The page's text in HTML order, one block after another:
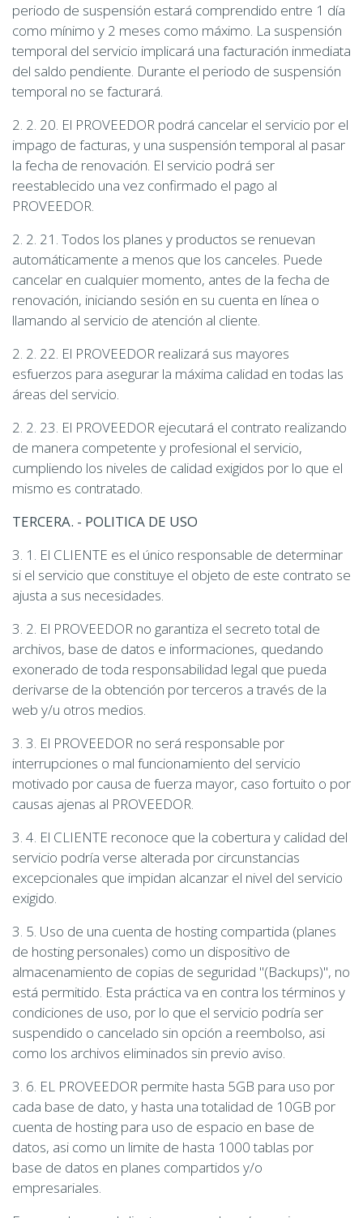
periodo de suspensión estará comprendido entre 1 día
como mínimo y 2 meses como máximo. La suspensión
temporal del servicio implicará una facturación inmediata
del saldo pendiente. Durante el periodo de suspensión
temporal no se facturará.
2. 2. 20. El PROVEEDOR podrá cancelar el servicio por el
impago de facturas, y una suspensión temporal al pasar
la fecha de renovación. El servicio podrá ser
reestablecido una vez confirmado el pago al
PROVEEDOR.
2. 2. 21. Todos los planes y productos se renuevan
automáticamente a menos que los canceles. Puede
cancelar en cualquier momento, antes de la fecha de
renovación, iniciando sesión en su cuenta en línea o
llamando al servicio de atención al cliente.
2. 2. 22. El PROVEEDOR realizará sus mayores
esfuerzos para asegurar la máxima calidad en todas las
áreas del servicio.
2. 2. 23. El PROVEEDOR ejecutará el contrato realizando
de manera competente y profesional el servicio,
cumpliendo los niveles de calidad exigidos por lo que el
mismo es contratado.
TERCERA. - POLITICA DE USO
3. 1. El CLIENTE es el único responsable de determinar
si el servicio que constituye el objeto de este contrato se
ajusta a sus necesidades.
3. 2. El PROVEEDOR no garantiza el secreto total de
archivos, base de datos e informaciones, quedando
exonerado de toda responsabilidad legal que pueda
derivarse de la obtención por terceros a través de la
web y/u otros medios.
3. 3. El PROVEEDOR no será responsable por
interrupciones o mal funcionamiento del servicio
motivado por causa de fuerza mayor, caso fortuito o por
causas ajenas al PROVEEDOR.
3. 4. El CLIENTE reconoce que la cobertura y calidad del
servicio podría verse alterada por circunstancias
excepcionales que impidan alcanzar el nivel del servicio
exigido.
3. 5. Uso de una cuenta de hosting compartida (planes
de hosting personales) como un dispositivo de
almacenamiento de copias de seguridad "(Backups)", no
está permitido. Esta práctica va en contra los términos y
condiciones de uso, por lo que el servicio podría ser
suspendido o cancelado sin opción a reembolso, asi
como los archivos eliminados sin previo aviso.
3. 6. EL PROVEEDOR permite hasta 5GB para uso por
cada base de dato, y hasta una totalidad de 10GB por
cuenta de hosting para uso de espacio en base de
datos, asi como un limite de hasta 1000 tablas por
base de datos en planes compartidos y/o
empresariales.